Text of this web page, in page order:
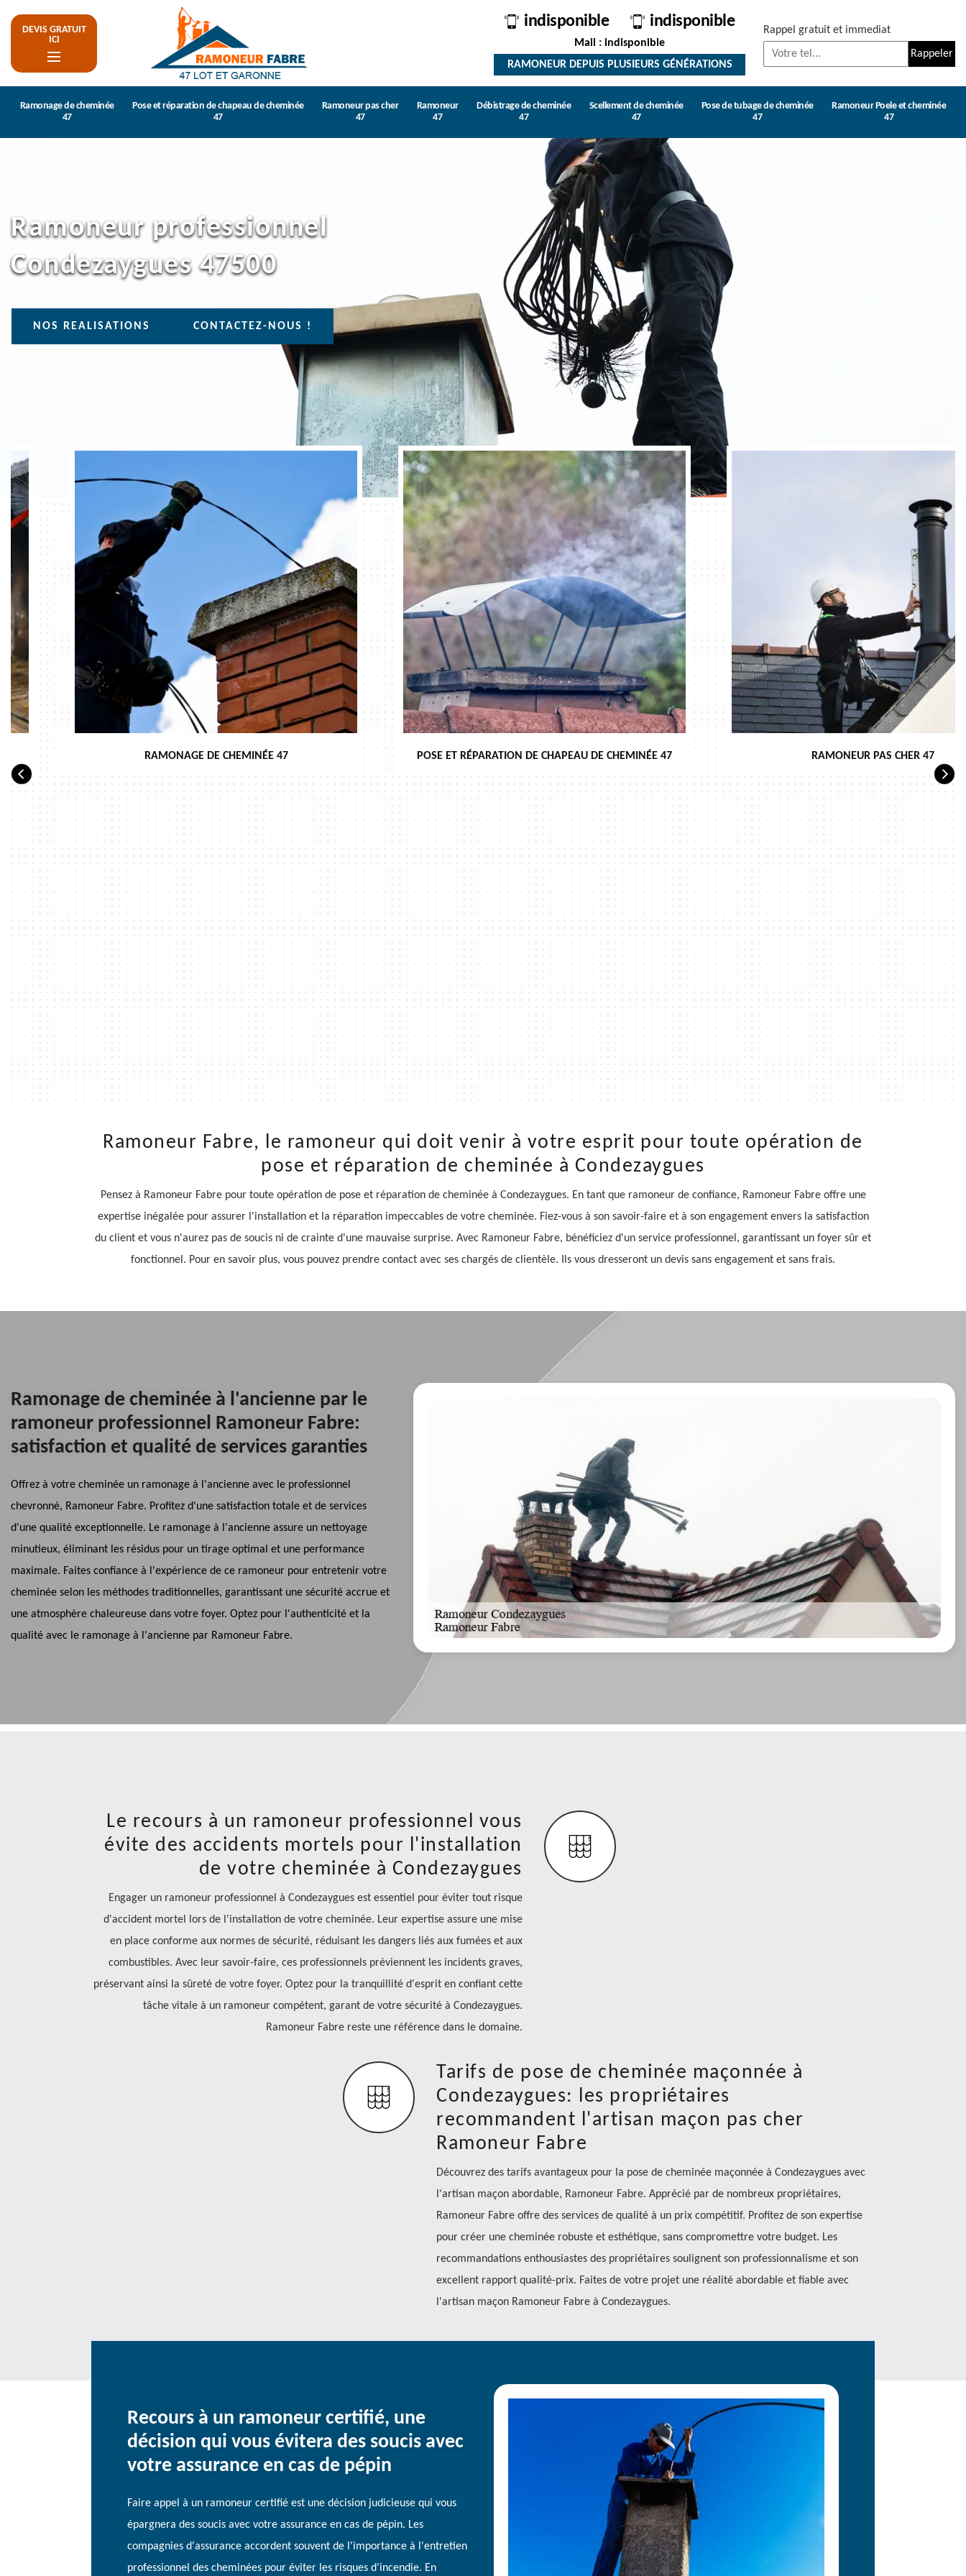
DEVIS GRATUIT
ICI
indisponible indisponible
Mail : indisponible
RAMONEUR DEPUIS PLUSIEURS GÉNÉRATIONS
Rappel gratuit et immediat
Ramonage de cheminée
47
Pose et réparation de chapeau de cheminée
47
Ramoneur pas cher
47
Ramoneur
47
Débistrage de cheminée
47
Scellement de cheminée
47
Pose de tubage de cheminée
47
Ramoneur Poele et cheminée
47
Ramoneur professionnel
Condezaygues 47500
NOS REALISATIONS CONTACTEZ-NOUS !
RAMONAGE DE CHEMINÉE 47 POSE ET RÉPARATION DE CHAPEAU DE CHEMINÉE 47 RAMONEUR PAS CHER 47
Ramoneur Fabre, le ramoneur qui doit venir à votre esprit pour toute opération de
pose et réparation de cheminée à Condezaygues
Pensez à Ramoneur Fabre pour toute opération de pose et réparation de cheminée à Condezaygues. En tant que ramoneur de confiance, Ramoneur Fabre offre une
expertise inégalée pour assurer l'installation et la réparation impeccables de votre cheminée. Fiez-vous à son savoir-faire et à son engagement envers la satisfaction
du client et vous n'aurez pas de soucis ni de crainte d'une mauvaise surprise. Avec Ramoneur Fabre, bénéficiez d'un service professionnel, garantissant un foyer sûr et
fonctionnel. Pour en savoir plus, vous pouvez prendre contact avec ses chargés de clientèle. Ils vous dresseront un devis sans engagement et sans frais.
Ramonage de cheminée à l'ancienne par le
ramoneur professionnel Ramoneur Fabre:
satisfaction et qualité de services garanties
Offrez à votre cheminée un ramonage à l'ancienne avec le professionnel
chevronné, Ramoneur Fabre. Profitez d'une satisfaction totale et de services
d'une qualité exceptionnelle. Le ramonage à l'ancienne assure un nettoyage
minutieux, éliminant les résidus pour un tirage optimal et une performance
maximale. Faites confiance à l'expérience de ce ramoneur pour entretenir votre
cheminée selon les méthodes traditionnelles, garantissant une sécurité accrue et
une atmosphère chaleureuse dans votre foyer. Optez pour l'authenticité et la
qualité avec le ramonage à l'ancienne par Ramoneur Fabre.
Le recours à un ramoneur professionnel vous
évite des accidents mortels pour l'installation
de votre cheminée à Condezaygues
Engager un ramoneur professionnel à Condezaygues est essentiel pour éviter tout risque
d'accident mortel lors de l'installation de votre cheminée. Leur expertise assure une mise
en place conforme aux normes de sécurité, réduisant les dangers liés aux fumées et aux
combustibles. Avec leur savoir-faire, ces professionnels préviennent les incidents graves,
préservant ainsi la sûreté de votre foyer. Optez pour la tranquillité d'esprit en confiant cette
tâche vitale à un ramoneur compétent, garant de votre sécurité à Condezaygues.
Ramoneur Fabre reste une référence dans le domaine.
Tarifs de pose de cheminée maçonnée à
Condezaygues: les propriétaires
recommandent l'artisan maçon pas cher
Ramoneur Fabre
Découvrez des tarifs avantageux pour la pose de cheminée maçonnée à Condezaygues avec
l'artisan maçon abordable, Ramoneur Fabre. Apprécié par de nombreux propriétaires,
Ramoneur Fabre offre des services de qualité à un prix compétitif. Profitez de son expertise
pour créer une cheminée robuste et esthétique, sans compromettre votre budget. Les
recommandations enthousiastes des propriétaires soulignent son professionnalisme et son
excellent rapport qualité-prix. Faites de votre projet une réalité abordable et fiable avec
l'artisan maçon Ramoneur Fabre à Condezaygues.
Recours à un ramoneur certifié, une
décision qui vous évitera des soucis avec
votre assurance en cas de pépin
Faire appel à un ramoneur certifié est une décision judicieuse qui vous
épargnera des soucis avec votre assurance en cas de pépin. Les
compagnies d'assurance accordent souvent de l'importance à l'entretien
professionnel des cheminées pour éviter les risques d'incendie. En